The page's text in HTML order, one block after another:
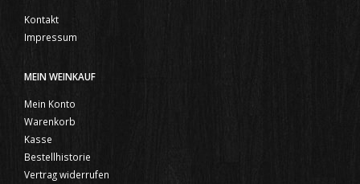
Kontakt
Impressum
MEIN WEINKAUF
Mein Konto
Warenkorb
Kasse
Bestellhistorie
Vertrag widerrufen